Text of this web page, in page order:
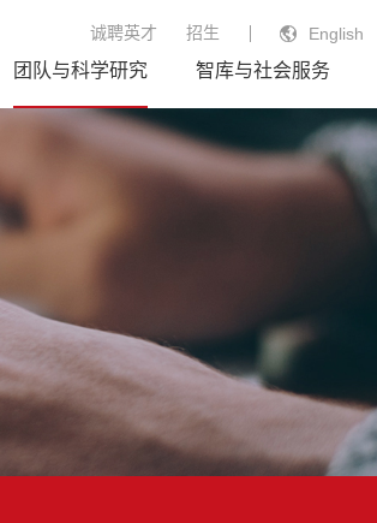
诚聘英才 招生 English
团队与科学研究 智库与社会服务